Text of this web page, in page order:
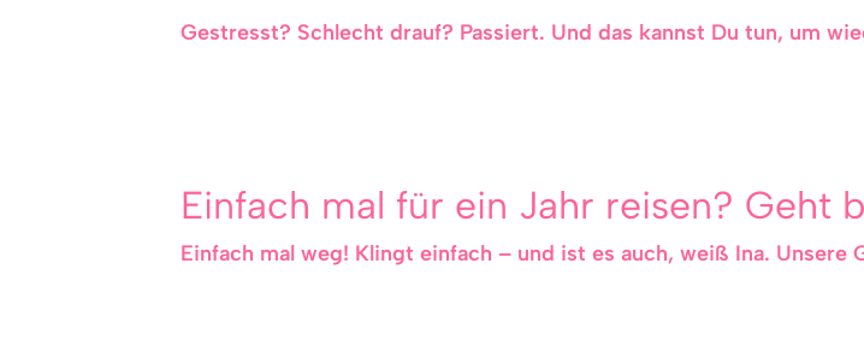
Gestresst? Schlecht drauf? Passiert. Und das kannst Du tun, um
Einfach mal für ein Jahr reisen? Geht
Einfach mal weg! Klingt einfach – und ist es auch, weiß Ina.